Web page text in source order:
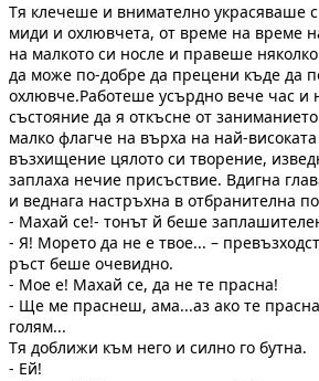
Тя клечеше и внимателно украсяваше
миди и охлювчета, от време на време
на малкото си носле и правеше
да може по-добре да прецени къде да
охлювче.Работеше усърдно вече час
състояние да я откъсне от
малко флагче на върха на най-
възхищение цялото си творение,
заплаха нечие присъствие. Вдигна
и веднага настръхна в отбранителна
- Махай се!- тонът й беше
- Я! Морето да не е твое... –
ръст беше очевидно.
- Мое е! Махай се, да не те прасна!
- Ще ме праснеш, ама...аз ако те
голям...
Тя доближи към него и силно го бутна.
- Ей!